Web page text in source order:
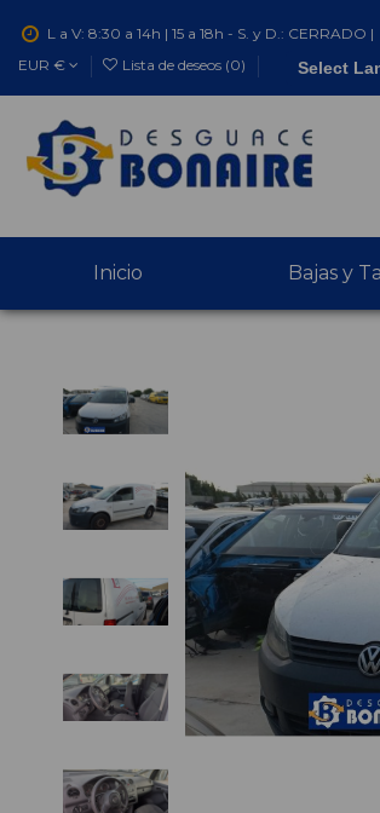
L a V: 8:30 a 14h | 15 a 18h - S. y D.: CERRADO |
EUR €
Lista de deseos (0) Select
Inicio Bajas y